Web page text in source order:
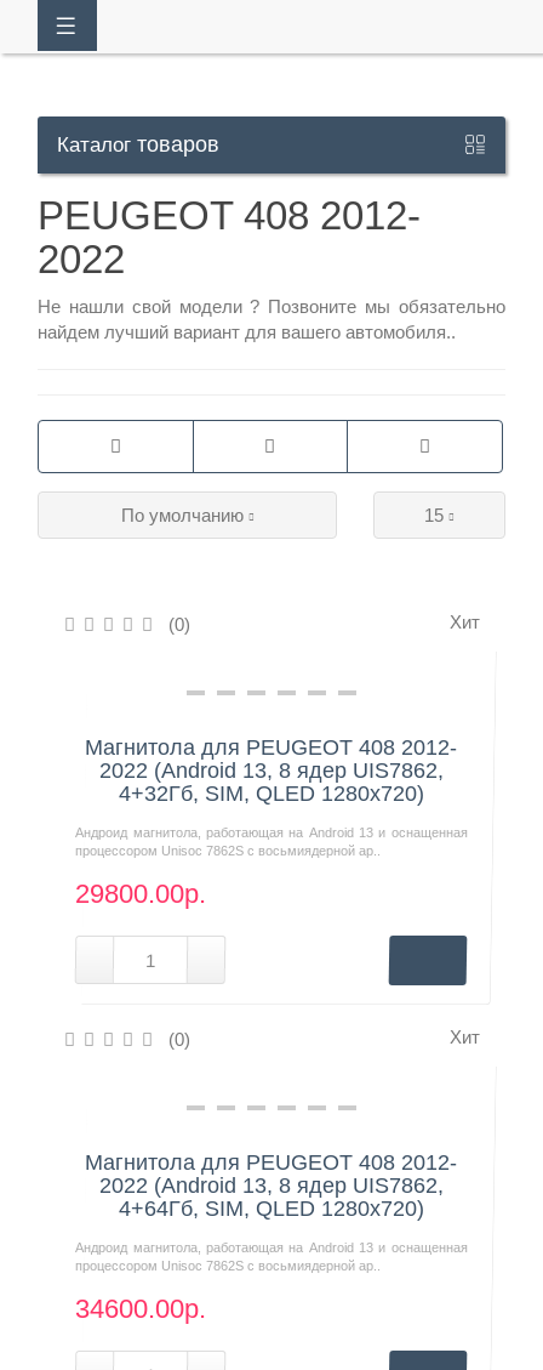
113-
Режим
Контакты
Каталог товаров
PEUGEOT 408 2012-
2022
Не нашли свой модели ? Позвоните мы обязательно
найдем лучший вариант для вашего автомобиля..
15
По умолчанию
(0) Хит
Нашли дешевле?
Магнитола для PEUGEOT 408 2012-
2022 (Android 13, 8 ядер UIS7862,
4+32Гб, SIM, QLED 1280x720)
Андроид магнитола, работающая на Android 13 и оснащенная
процессором Unisoc 7862S с восьмиядерной ар..
29800.00р.
(0) Хит
Нашли дешевле?
Магнитола для PEUGEOT 408 2012-
2022 (Android 13, 8 ядер UIS7862,
4+64Гб, SIM, QLED 1280x720)
Андроид магнитола, работающая на Android 13 и оснащенная
процессором Unisoc 7862S с восьмиядерной ар..
34600.00р.